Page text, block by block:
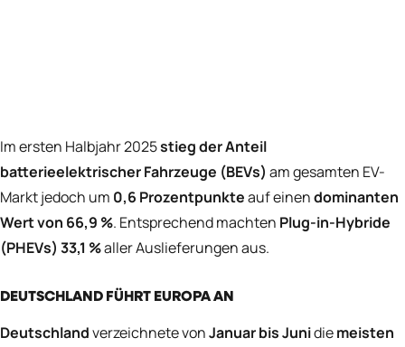
Im ersten Halbjahr 2025stieg der Anteil
batterieelektrischer Fahrzeuge (BEVs) am gesamten EV-
Markt jedoch um 0,6 Prozentpunkteauf einendominanten
Wert von 66,9 %. Entsprechend machten Plug-in-Hybride
(PHEVs) 33,1 %aller Auslieferungen aus.
DEUTSCHLAND FÜHRT EUROPA AN
Deutschlandverzeichnete vonJanuar bis Junidiemeisten